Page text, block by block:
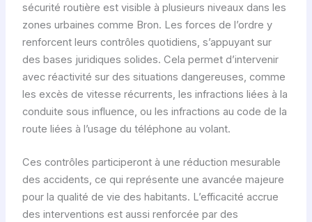
sécurité routière est visible à plusieurs niveaux dans les
zones urbaines comme Bron. Les forces de l’ordre y
renforcent leurs contrôles quotidiens, s’appuyant sur
des bases juridiques solides. Cela permet d’intervenir
avec réactivité sur des situations dangereuses, comme
les excès de vitesse récurrents, les infractions liées à la
conduite sous influence, ou les infractions au code de la
route liées à l’usage du téléphone au volant.
Ces contrôles participeront à une réduction mesurable
des accidents, ce qui représente une avancée majeure
pour la qualité de vie des habitants. L’efficacité accrue
des interventions est aussi renforcée par des